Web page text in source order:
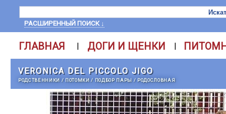
РАСШИРЕННЫЙ ПОИСК ↓
ГЛАВНАЯ | ДОГИ И ЩЕНКИ |
VERONICA DEL PICCOLO JIGO
РОДСТВЕННИКИ / ПОТОМКИ/ ПОДБОР ПАРЫ / РОДОСЛОВНАЯ